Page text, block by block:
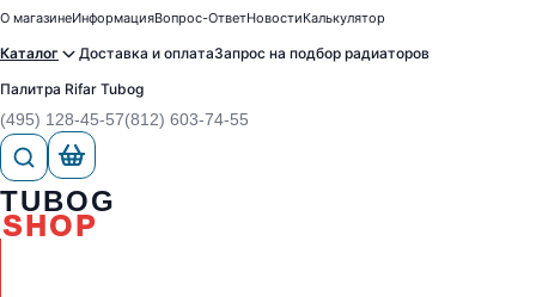
О магазинеИнформацияВопрос-ОтветНовостиКалькулятор
Каталог Доставка и оплатаЗапрос на подбор радиаторов
Палитра Rifar Tubog
(495) 128-45-57(812) 603-74-55
TUBOG
SHOP